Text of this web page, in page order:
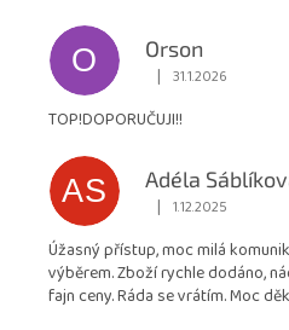
O
Orson
Hodnocení
| 31.1.2026
TOP!DOPORUČUJI!!
AS
Adéla
Hodnocení
| 1.12.2025
Úžasný přístup, moc milá
výběrem. Zboží rychle dodáno,
fajn ceny. Ráda se vrátím. Moc